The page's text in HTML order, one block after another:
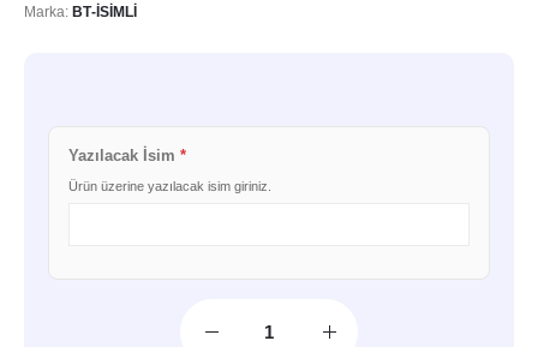
Marka: BT-İSIMLI
Yazılacak İsim *
Ürün üzerine yazılacak isim giriniz.